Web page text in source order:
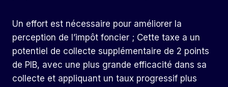
Un effort est nécessaire pour améliorer la
perception de l’impôt foncier ; Cette taxe a un
potentiel de collecte supplémentaire de 2 points
de PIB, avec une plus grande efficacité dans sa
collecte et appliquant un taux progressif plus